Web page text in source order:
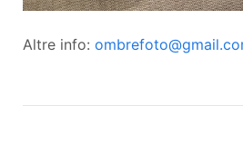
Altre info: